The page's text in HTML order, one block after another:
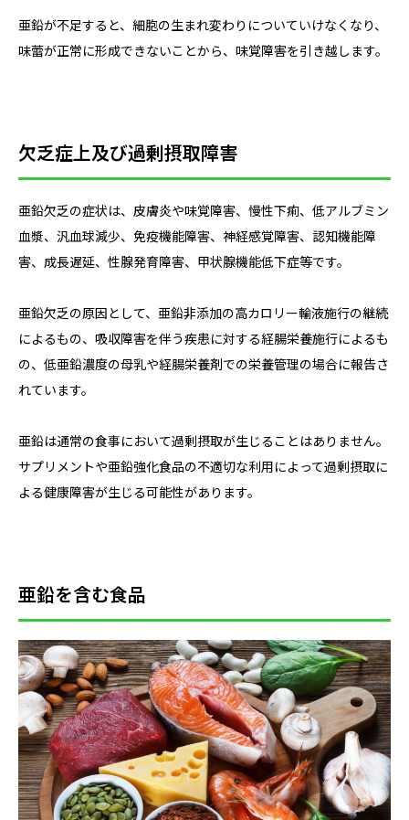
亜鉛が不足すると、細胞の生まれ変わりについていけなくなり、
味蕾が正常に形成できないことから、味覚障害を引き越します。
欠乏症上及び過剰摂取障害
亜鉛欠乏の症状は、皮膚炎や味覚障害、慢性下痢、低アルブミン
血漿、汎血球減少、免疫機能障害、神経感覚障害、認知機能障
害、成長遅延、性腺発育障害、甲状腺機能低下症等です。
亜鉛欠乏の原因として、亜鉛非添加の高カロリー輸液施行の継続
によるもの、吸収障害を伴う疾患に対する経腸栄養施行によるも
の、低亜鉛濃度の母乳や経腸栄養剤での栄養管理の場合に報告さ
れています。
亜鉛は通常の食事において過剰摂取が生じることはありません。
サプリメントや亜鉛強化食品の不適切な利用によって過剰摂取に
よる健康障害が生じる可能性があります。
亜鉛を含む食品